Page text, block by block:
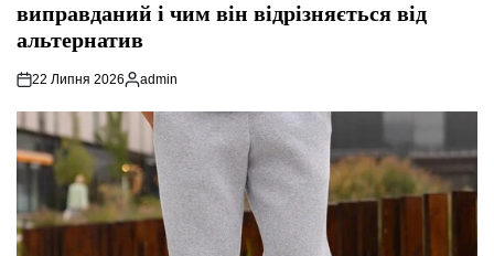
виправданий і чим він відрізняється від
альтернатив
22 Липня 2026
Опубліковано
admin